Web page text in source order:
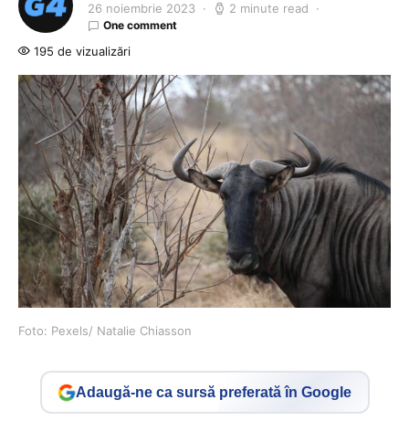
26 noiembrie 2023 2 minute read
One comment
195 de vizualizări
Foto: Pexels/ Natalie Chiasson
Adaugă-ne ca sursă preferată în Google